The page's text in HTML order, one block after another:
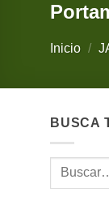
Inicio /
BUSCA
Buscar